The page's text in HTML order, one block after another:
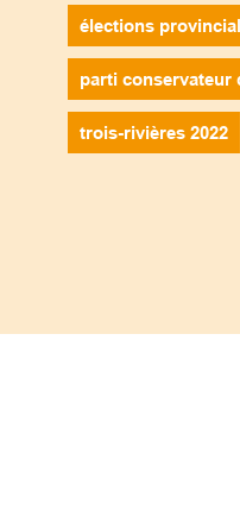
élections
parti conservateur
trois-rivières 2022